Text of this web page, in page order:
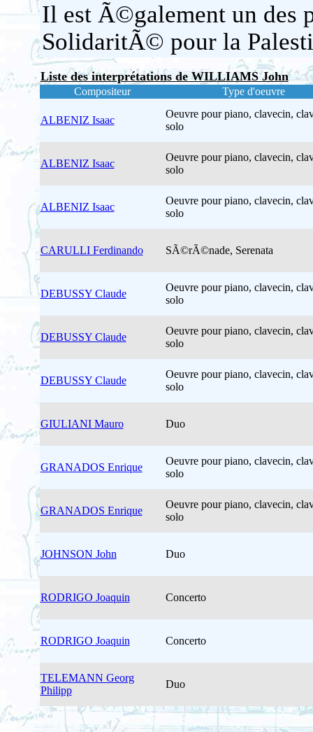
Il est Ã©galement un des
SolidaritÃ© pour la
Liste des interprétations de WILLIAMS John
Compositeur Type d'oeuvre
ALBENIZ Isaac
Oeuvre pour piano, clavecin,
solo
ALBENIZ Isaac
Oeuvre pour piano, clavecin,
solo
ALBENIZ Isaac
Oeuvre pour piano, clavecin,
solo
CARULLI Ferdinando SÃ©rÃ©nade, Serenata
DEBUSSY Claude
Oeuvre pour piano, clavecin,
solo
DEBUSSY Claude
Oeuvre pour piano, clavecin,
solo
DEBUSSY Claude
Oeuvre pour piano, clavecin,
solo
GIULIANI Mauro Duo
GRANADOS Enrique
Oeuvre pour piano, clavecin,
solo
GRANADOS Enrique
Oeuvre pour piano, clavecin,
solo
JOHNSON John Duo
RODRIGO Joaquin Concerto
RODRIGO Joaquin Concerto
TELEMANN Georg
Philipp
Duo